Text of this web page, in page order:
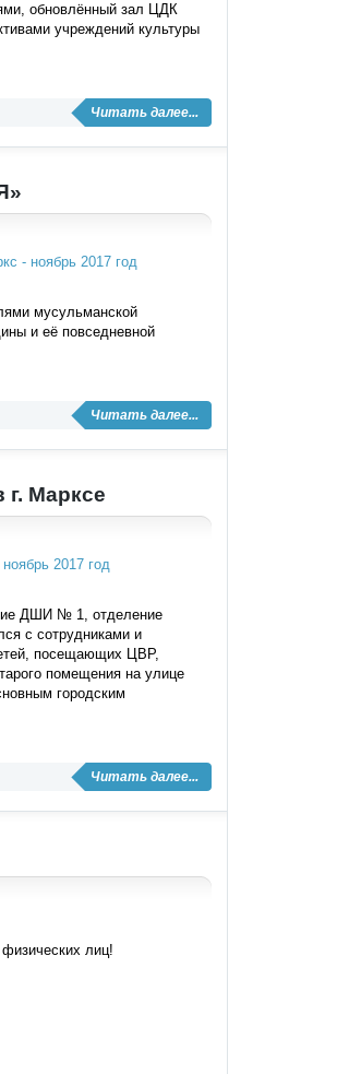
обновлённый зал ЦДК
учреждений культуры
Читать далее...
мусульманской
и её повседневной
Читать далее...
Марксе
ДШИ № 1, отделение
с сотрудниками и
посещающих ЦВР,
помещения на улице
городским
Читать далее...
лиц!